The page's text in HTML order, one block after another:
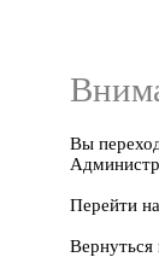
Вы
Перейти
Вернуться